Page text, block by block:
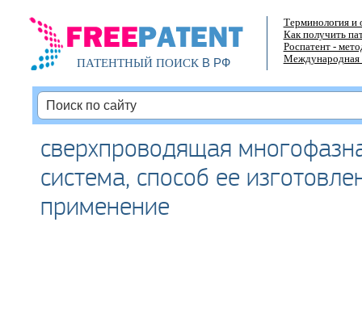
ПАТЕНТНЫЙ ПОИСКВ РФ
Терминология и
Как получить
Роспатент -
Международная
сверхпроводящая
система, способ ее
применение